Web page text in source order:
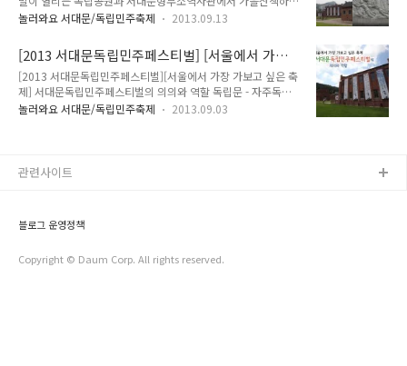
시민들이 이번 행사에 대하여 어떻게 생각을 하고 있는지에 대하
난 인창중학교에 재학 중인 3학년 학생 두 명은 독립민주페스티
벌에 대해 어떤 생각을 가지고 있을까요? “학..
기! 우리 서대문구가 야심차게 준비한 이 보름 앞으로 다가왔습
자리잡았습니다. 블로그 시민기자로서, 그리고 서대문구민의 한
사람으로서 자부심을 느끼게 됩니다. ^^ 올해에는 9월 27일 금
요일, 9월 28일 토요일 양일에 걸쳐 독립민주페스티벌이 개최되
는데요. 행사와 관련한 사항은 이 곳에서 확인하실 수 있습니다.
(2013 서대문독립민주페스티벌 안내 바로 가기-이 곳을 클릭하
놀러와요 서대문/독립민주축제 2013.09.13
[2013 서대문독립민주페스티벌] [서울에서 가장
가보고 싶은 축제] 독립, 민주를 향한 발걸음!
2013 서대문독립민주페스티벌의 의의와 역할
[2013 서대문독립민주페스티벌][서울에서 가장 가보고 싶은 축
제] 서대문독립민주페스티벌의 의의와 역할 독립문 - 자주독립
의 상징 독립문은 독립협회가 주축이 되어 1897년 11월 자주독
회의 목적을 지지하고 독립문 건립을 위하여 성금을 모금하였습
붕위로 나선형의 층계를 만들었고, 독립문의 남쪽 서울 시내를
놀러와요 서대문/독립민주축제 2013.09.03
블로그 운영정책
Copyright © Daum Corp. All rights reserved.
관련사이트